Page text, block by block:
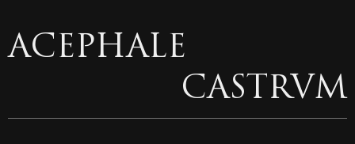
ACEPHALE
CASTRVM